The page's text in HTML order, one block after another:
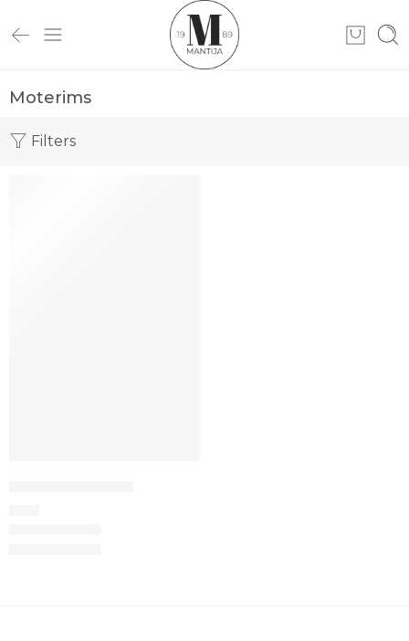
Moterims
Filters